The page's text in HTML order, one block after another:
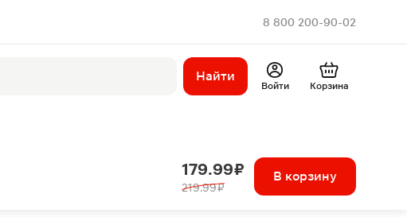
8 800 200-90-02
Найти
Войти Корзина
179.99 ₽
219.99 ₽
В корзину